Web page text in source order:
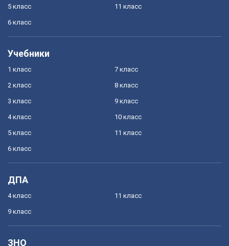
5 класс
6 класс
11 класс
Учебники
1 класс
2 класс
3 класс
4 класс
5 класс
6 класс
7 класс
8 класс
9 класс
10 класс
11 класс
ДПА
4 класс
9 класс
11 класс
ЗНО